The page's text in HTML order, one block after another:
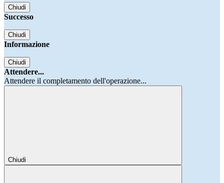
Chiudi
Successo
Chiudi
Informazione
Chiudi
Attendere...
Attendere il completamento dell'operazione...
Chiudi